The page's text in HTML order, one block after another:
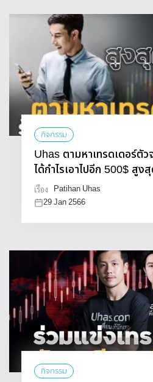
กิจกรรม
Uhas ตามหาเทรดเดอร์ตั
ได้กำไรเอาไปอีก 500$ สูง
เรื่อง
Patihan Uhas
29 Jan 2566
กิจกรรม